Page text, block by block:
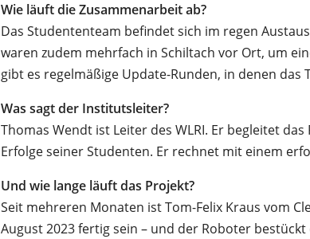
Wie läuft die Zusammenarbeit ab?
Das Studententeam befindet sich im regen
waren zudem mehrfach in Schiltach vor Ort, um
gibt es regelmäßige Update-Runden, in denen
Was sagt der Institutsleiter?
Thomas Wendt ist Leiter des WLRI. Er begleitet
Erfolge seiner Studenten. Er rechnet mit einem
Und wie lange läuft das Projekt?
Seit mehreren Monaten ist Tom-Felix Kraus vom
August 2023 fertig sein – und der Roboter